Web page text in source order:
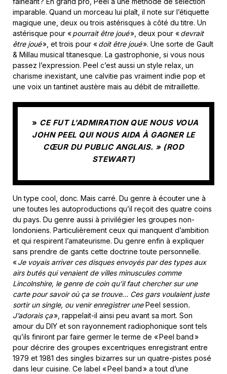
imparable. Quand un morceau lui plaît, il note sur l’étiquette
magique une, deux ou trois astérisques à côté du titre. Un
astérisque pour «pourrait être joué», deux pour «devrait
être joué», et trois pour «doit être joué». Une sorte de Gault
& Millau musical titanesque. La gastrophonie, si vous nous
passez l’expression. Peel c’est aussi un style relax, un
charisme inexistant, une calvitie pas vraiment indie pop et
une voix un tantinet austère mais au débit de mitraillette.
» CE FUT L’ADMIRATION QUE NOUS VOUA
JOHN PEEL QUI NOUS AIDA À GAGNER LE
CŒUR DU PUBLIC ANGLAIS. » (ROD
STEWART)
Un type cool, donc. Mais carré. Du genre à écouter une à
une toutes les autoproductions qu’il reçoit des quatre coins
du pays. Du genre aussi à privilégier les groupes non-
londoniens. Particulièrement ceux qui manquent d’ambition
et qui respirent l’amateurisme. Du genre enfin à expliquer
sans prendre de gants cette doctrine toute personnelle.
«Je voyais arriver ces disques envoyés par des types aux
airs butés qui venaient de villes minuscules comme
Lincolnshire, le genre de coin qu’il faut chercher sur une
carte pour savoir où ça se trouve… Ces gars voulaient juste
sortir un single, ou venir enregistrer unePeel session.
J’adorais ça», rappelait-il ainsi peu avant sa mort. Son
amour du DIY et son rayonnement radiophonique sont tels
qu’ils finiront par faire germer le terme de « Peel band »
pour décrire des groupes excentriques enregistrant entre
1979 et 1981 des singles bizarres sur un quatre-pistes posé
dans leur cuisine. Ce label « Peel band » a tout d’une